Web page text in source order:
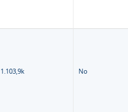
1.103,9k No